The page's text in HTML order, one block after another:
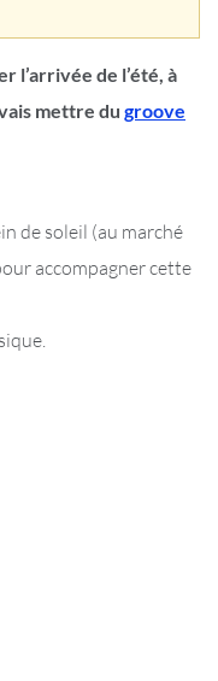
l’arrivée de l’été, à
mettre du groove
de soleil (au marché
accompagner cette